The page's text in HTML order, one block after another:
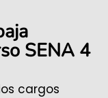
SENA 4
cargos